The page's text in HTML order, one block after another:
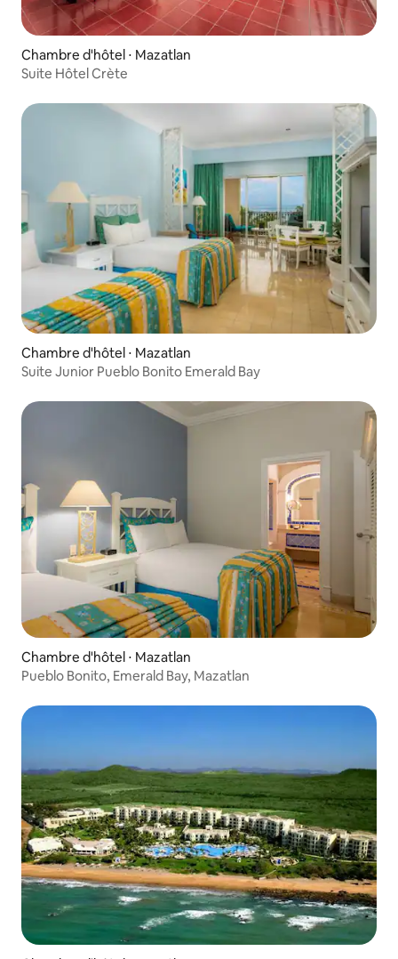
Chambre d'hôtel ⋅ Mazatlan
Suite Hôtel Crète
Chambre d'hôtel ⋅ Mazatlan
Suite Junior Pueblo Bonito Emerald Bay
Chambre d'hôtel ⋅ Mazatlan
Pueblo Bonito, Emerald Bay, Mazatlan